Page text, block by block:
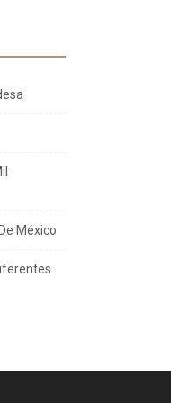
México